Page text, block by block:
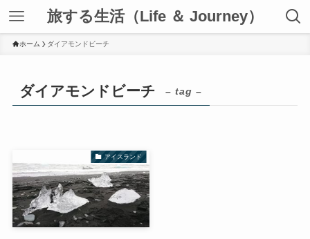
旅する生活（Life ＆ Journey）
ホーム ダイアモンドビーチ
ダイアモンドビーチ – tag –
アイスランド